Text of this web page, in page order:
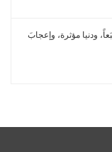
ودنيا مؤثرة، وإعجابَ